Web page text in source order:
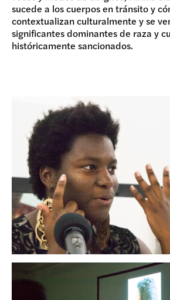
sucede a los cuerpos en tránsito y
contextualizan culturalmente y se
significantes dominantes de raza y
históricamente sancionados.